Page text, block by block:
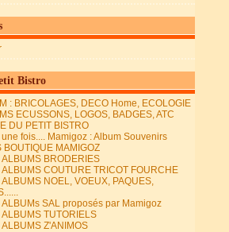
Bistro
: BRICOLAGES, DECO Home, ECOLOGIE
ECUSSONS, LOGOS, BADGES, ATC
DU PETIT BISTRO
fois.... Mamigoz : Album Souvenirs
BOUTIQUE MAMIGOZ
ALBUMS BRODERIES
ALBUMS COUTURE TRICOT FOURCHE
ALBUMS NOEL, VOEUX, PAQUES,
ALBUMs SAL proposés par Mamigoz
ALBUMS TUTORIELS
ALBUMS Z'ANIMOS